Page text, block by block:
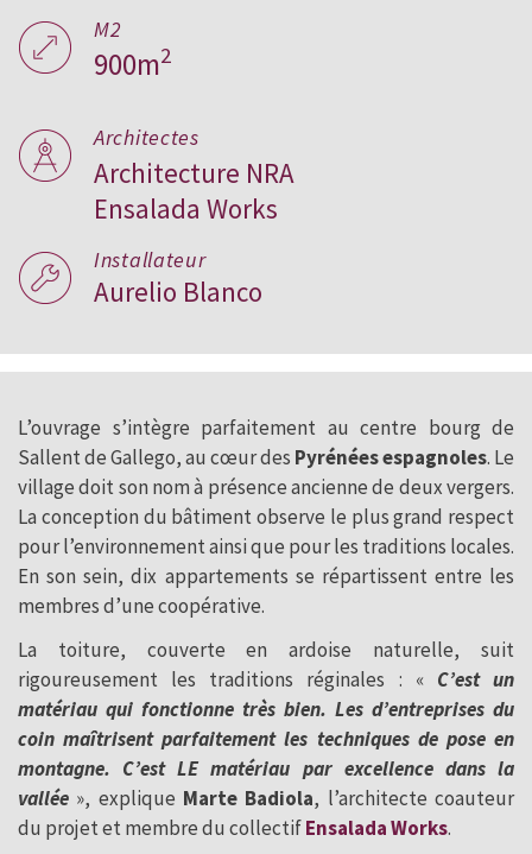
M2
900m2
Architectes
Architecture NRA
Ensalada Works
Installateur
Aurelio Blanco
L’ouvrage s’intègre parfaitement au centre bourg de
Sallent de Gallego, au cœur des Pyrénées espagnoles. Le
village doit son nom à présence ancienne de deux vergers.
La conception du bâtiment observe le plus grand respect
pour l’environnement ainsi que pour les traditions locales.
En son sein, dix appartements se répartissent entre les
membres d’une coopérative.
La toiture, couverte en ardoise naturelle, suit
rigoureusement les traditions réginales : « C’est un
matériau qui fonctionne très bien. Les d’entreprises du
coin maîtrisent parfaitement les techniques de pose en
montagne. C’est LE matériau par excellence dans la
vallée », explique Marte Badiola, l’architecte coauteur
du projet et membre du collectifEnsalada Works.